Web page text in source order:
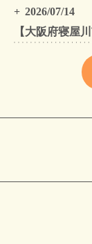
2026/07/14